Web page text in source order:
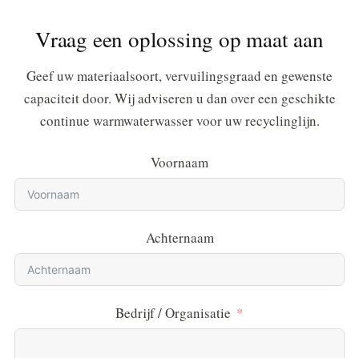
Vraag een oplossing op maat aan
Geef uw materiaalsoort, vervuilingsgraad en gewenste
capaciteit door. Wij adviseren u dan over een geschikte
continue warmwaterwasser voor uw recyclinglijn.
Voornaam
Achternaam
Bedrijf / Organisatie